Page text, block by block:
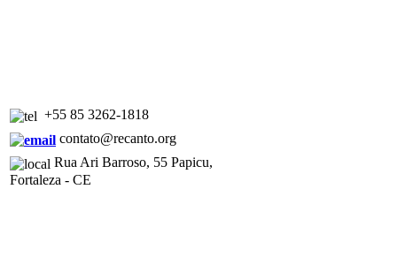
+55 85 3262-1818
contato@recanto.org
Rua Ari Barroso, 55 Papicu,
Fortaleza - CE